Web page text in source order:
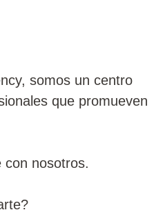
somos un centro
que promueven
con nosotros.